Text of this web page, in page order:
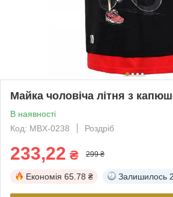
Майка чоловіча літня з
В наявності
Код: MBX-0238
Роздріб
233,22 ₴ 299 ₴
Економія 65.78 ₴ Залишилось